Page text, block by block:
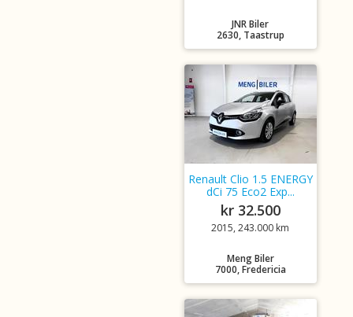
JNR Biler
2630, Taastrup
Renault Clio 1.5 ENERGY
dCi 75 Eco2 Exp...
kr 32.500
2015, 243.000 km
Meng Biler
7000, Fredericia